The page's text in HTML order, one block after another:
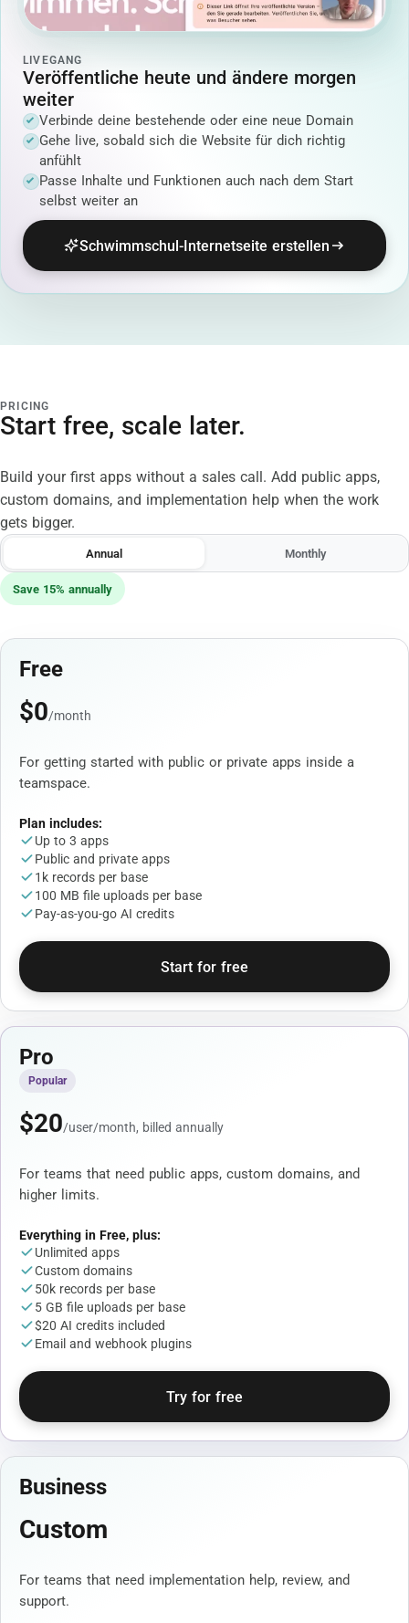
LIVEGANG
Veröffentliche heute und ändere morgen
weiter
Verbinde deine bestehende oder eine neue Domain
Gehe live, sobald sich die Website für dich richtig
anfühlt
Passe Inhalte und Funktionen auch nach dem Start
selbst weiter an
Schwimmschul-Internetseite erstellen
PRICING
Start free, scale later.
Build your first apps without a sales call. Add public apps,
custom domains, and implementation help when the work
gets bigger.
Annual Monthly
Save 15% annually
Free
$0/month
For getting started with public or private apps inside a
teamspace.
Plan includes:
Up to 3 apps
Public and private apps
1k records per base
100 MB file uploads per base
Pay-as-you-go AI credits
Start for free
Pro
Popular
$20/user/month, billed annually
For teams that need public apps, custom domains, and
higher limits.
Everything in Free, plus:
Unlimited apps
Custom domains
50k records per base
5 GB file uploads per base
$20 AI credits included
Email and webhook plugins
Try for free
Business
Custom
For teams that need implementation help, review, and
support.